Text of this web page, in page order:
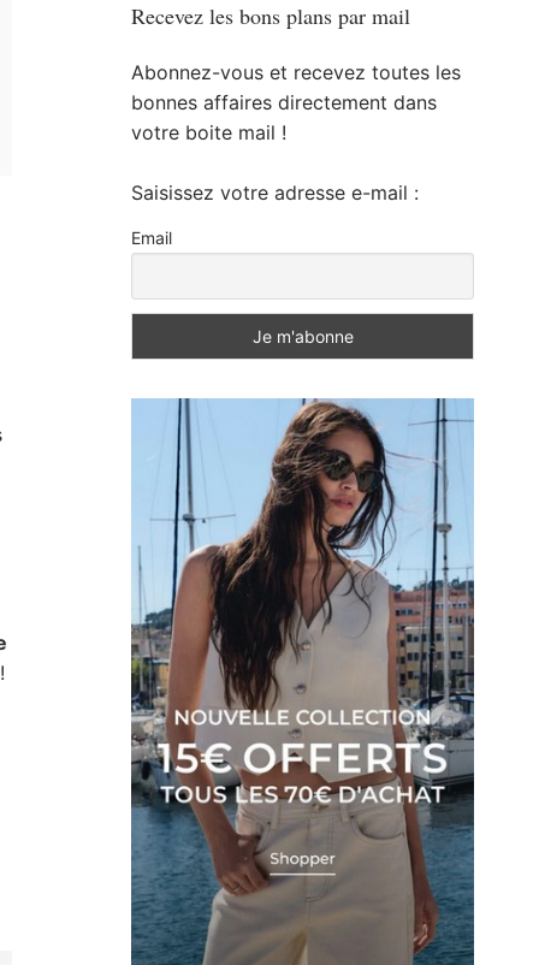
Recevez les bons plans par mail
Abonnez-vous et recevez toutes les
bonnes affaires directement dans
votre boite mail !
Saisissez votre adresse e-mail :
Email